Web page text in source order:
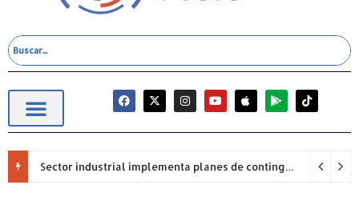
Sector industrial implementa planes de contingencia ante racionamiento de agua y hace un llamado a la eficiencia infraestructural